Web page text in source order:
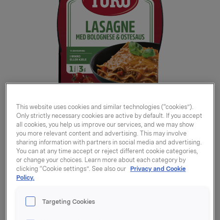
Lovely Lasagne 400g
This website uses cookies and similar technologies (“cookies”).
Only strictly necessary cookies are active by default. If you accept
all cookies, you help us improve our services, and we may show
you more relevant content and advertising. This may involve
sharing information with partners in social media and advertising.
You can at any time accept or reject different cookie categories,
or change your choices. Learn more about each category by
clicking “Cookie settings”. See also our Privacy and Cookie
Policy.
Targeting Cookies